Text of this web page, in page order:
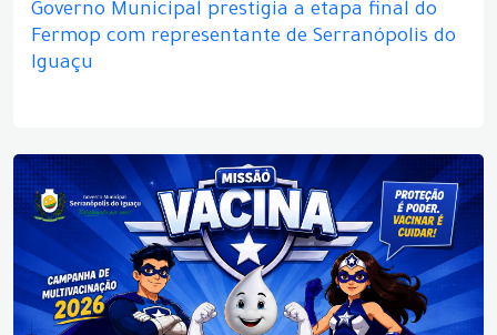
Governo Municipal prestigia a etapa final do
Fermop com representante de Serranópolis do
Iguaçu